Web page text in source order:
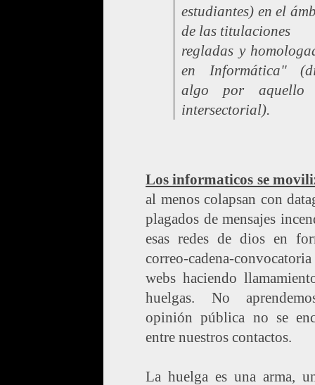
estudiantes) en el
de las titulaciones
regladas y
en Informática"
algo por aquello
intersectorial).
Los informaticos se
al menos colapsan con
plagados de mensajes
esas redes de dios en
correo-cadena-
webs haciendo
huelgas. No
opinión pública no se
entre nuestros contactos.
La huelga es una arma,